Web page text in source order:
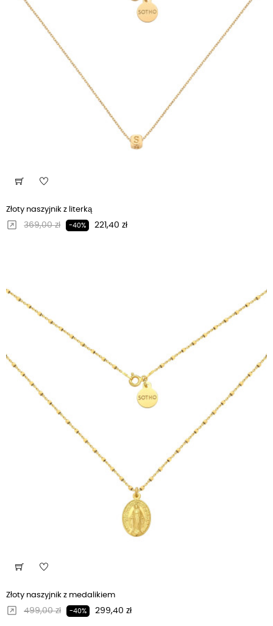
Złoty naszyjnik z literką
Regularna cena
369,00 zł -40% Cena
221,40 zł
Złoty naszyjnik z medalikiem
Regularna cena
499,00 zł -40% Cena
299,40 zł